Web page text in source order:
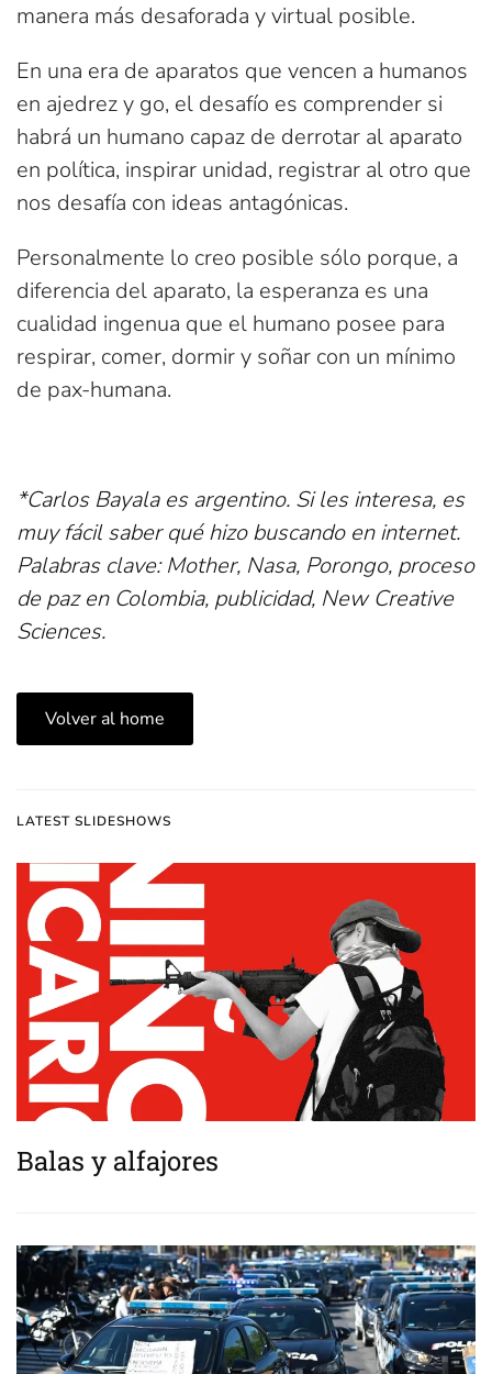
manera más desaforada y virtual posible.
En una era de aparatos que vencen a humanos
en ajedrez y go, el desafío es comprender si
habrá un humano capaz de derrotar al aparato
en política, inspirar unidad, registrar al otro que
nos desafía con ideas antagónicas.
Personalmente lo creo posible sólo porque, a
diferencia del aparato, la esperanza es una
cualidad ingenua que el humano posee para
respirar, comer, dormir y soñar con un mínimo
de pax-humana.
*Carlos Bayala es argentino. Si les interesa, es
muy fácil saber qué hizo buscando en internet.
Palabras clave: Mother, Nasa, Porongo, proceso
de paz en Colombia, publicidad, New Creative
Sciences.
Volver al home
LATEST SLIDESHOWS
Balas y alfajores